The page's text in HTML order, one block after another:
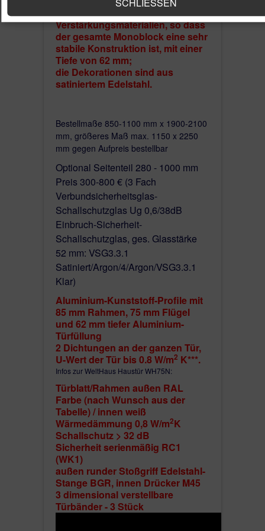
Isolations- und
Verstärkungsmaterialien, so dass
der gesamte Monoblock eine sehr
stabile Konstruktion ist, mit einer
Tiefe von 62 mm;
die Dekorationen sind aus
satiniertem Edelstahl.
Bestellmaße 850-1100 mm x 1900-2100
mm, größeres Maß max. 1150 x 2250
mm gegen Aufpreis bestellbar
Optional Seitenteil 280 - 1000 mm
Preis 300-800 € (3 Fach
Verbundsicherheitsglas-
Schallschutzglas Ug 0,6/38dB
Einbruch-Sicherheit-
Schallschutzglas, ges. Glasstärke
52 mm: VSG3.3.1
Satiniert/Argon/4/Argon/VSG3.3.1
Klar)
Aluminium-Kunststoff-Profile mit
85 mm Rahmen, 75 mm Flügel
und 62 mm tiefer Aluminium-
Türfüllung
2 Dichtungen an der ganzen Tür,
U-Wert der Tür bis 0.8 W/m2 K***.
Infos zur WeltHaus Haustür WH75N:
Türblatt/Rahmen außen RAL
Farbe (nach Wunsch aus der
Tabelle) / innen weiß
Wärmedämmung 0,8 W/m2K
Schallschutz > 32 dB
Sicherheit serienmäßig RC1
(WK1)
außen runder Stoßgriff Edelstahl-
Stange BGR, innen Drücker M45
3 dimensional verstellbare
Türbänder - 3 Stück
SCHLIESSEN